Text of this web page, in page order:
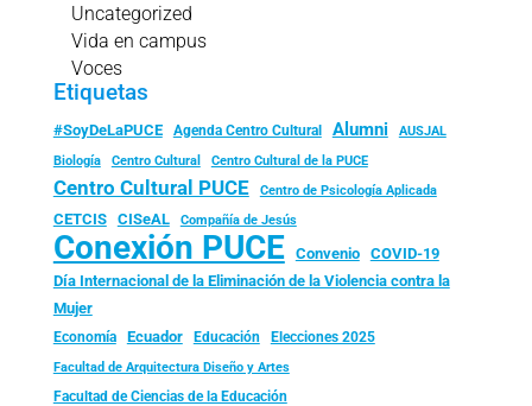
Uncategorized
Vida en campus
Voces
Etiquetas
#SoyDeLaPUCE Agenda Centro Cultural Alumni
AUSJAL
Biología
Centro Cultural Centro Cultural de la PUCE
Centro Cultural PUCE Centro de Psicología Aplicada
CETCIS CISeAL Compañía de Jesús
Conexión PUCE Convenio
COVID-19
Día Internacional de la Eliminación de la Violencia contra la
Mujer
Economía Ecuador Educación Elecciones 2025
Facultad de Arquitectura Diseño y Artes
Facultad de Ciencias de la Educación